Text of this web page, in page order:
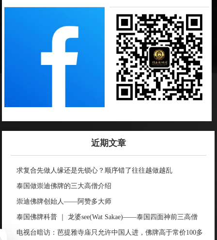
近期文章
求复合先做人缘还是先锁心？顺序错了往往越做越乱
泰国做崇迪佛牌的三大高僧介绍
崇迪佛牌创始人——阿赞多大师
泰国佛牌科普 ｜ 龙婆see(Wat Sakae)——泰国四面神前三高僧
电视台暗访：芭提雅寺庙只允许中国人进，佛牌高于常价100多